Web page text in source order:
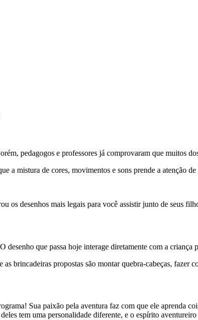
pedagogos e professores já comprovaram que muitos
a mistura de cores, movimentos e sons prende a atenção
os desenhos mais legais para você assistir junto de seus
que passa hoje interage diretamente com a criança
brincadeiras propostas são montar quebra-cabeças, fazer
Sua paixão pela aventura faz com que ele aprenda
tem uma personalidade diferente, e o espírito